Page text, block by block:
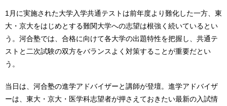
1月に実施された大学入学共通テストは前年度より難化した一方、東
大・京大をはじめとする難関大学への志望は根強く続いているとい
う。河合塾では、合格に向けて各大学の出題特性を把握し、共通テ
ストと二次試験の双方をバランスよく対策することが重要だとい
う。
当日は、河合塾の進学アドバイザーと講師が登壇。進学アドバイザ
ーは、東大・京大・医学科志望者が押さえておきたい最新の入試情